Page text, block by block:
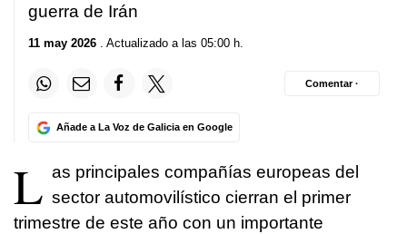
guerra de Irán
11 may 2026 . Actualizado a las 05:00 h.
Añade a La Voz de Galicia en Google
Comentar ·
L as principales compañías europeas del
sector automovilístico cierran el primer
trimestre de este año con un importante